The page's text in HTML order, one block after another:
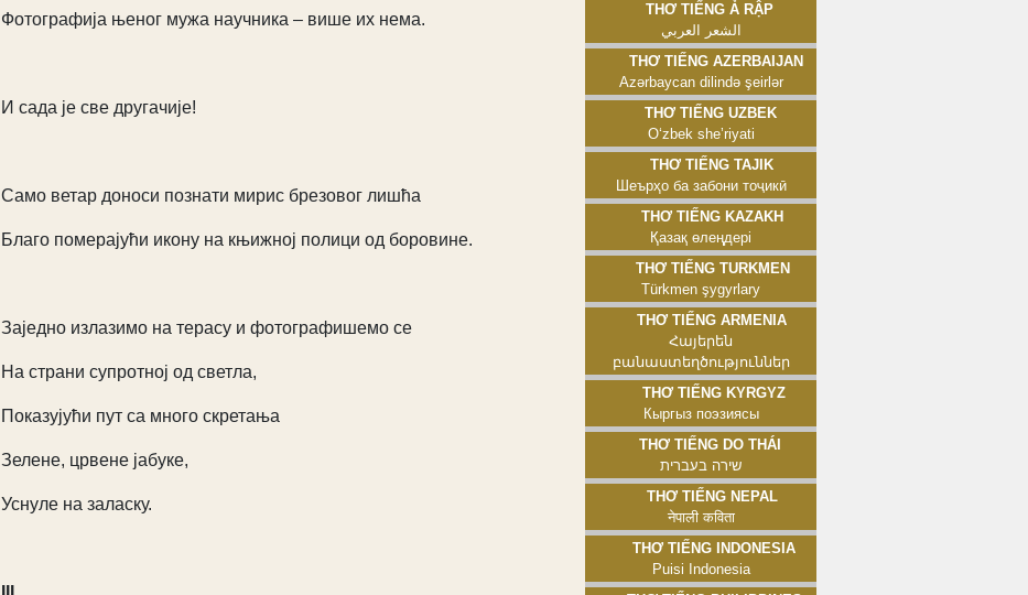
Фотографија њеног мужа научника – више их нема.
И сада је све другачије!
Само ветар доноси познати мирис брезовог лишћа
Благо померајући икону на књижној полици од боровине.
Заједно излазимо на терасу и фотографишемо се
На страни супротној од светла,
Показујући пут са много скретања
Зелене, црвене јабуке,
Уснуле на заласку.
Thơ tiếng Ả Rập
الشعر العربي
Thơ tiếng Azerbaijan
Azərbaycan dilində şeirlər
Thơ tiếng Uzbek
Oʻzbek sheʼriyati
Thơ tiếng Tajik
Шеърҳо ба забони тоҷикӣ
Thơ tiếng Kazakh
Қазақ өлеңдері
Thơ tiếng Turkmen
Türkmen şygyrlary
Thơ tiếng Armenia
Հայերեն
բանաստեղծություններ
Thơ tiếng Kyrgyz
Кыргыз поэзиясы
Thơ tiếng Do Thái
שירה בעברית
Thơ tiếng Nepal
नेपाली कविता
Thơ tiếng Indonesia
Puisi Indonesia